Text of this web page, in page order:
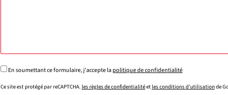
En soumettant ce formulaire, j'accepte lapolitique de confidentialité
Ce site est protégé par reCAPTCHA. les règles de confidentialitéetles conditions d'utilisationde